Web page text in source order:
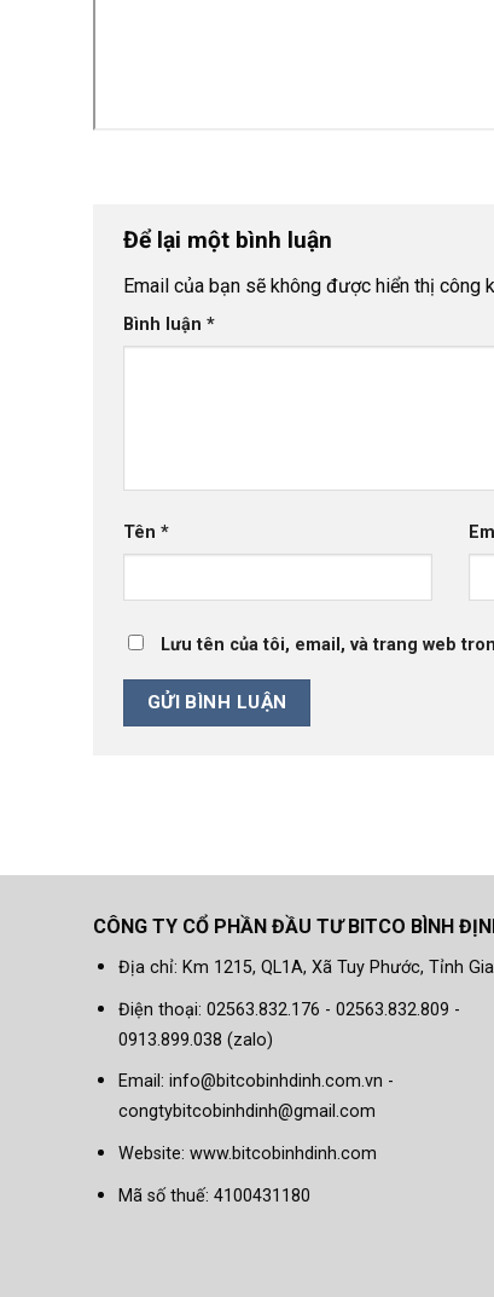
Để lại một bình luận
Email của bạn sẽ không được hiển thị công
Bình luận *
Tên *
Lưu tên của tôi, email, và trang web
CÔNG TY CỔ PHẦN ĐẦU TƯ BITCO BÌNH
Địa chỉ: Km 1215, QL1A, Xã Tuy Phước, Tỉnh
Điện thoại: 02563.832.176 - 02563.832.809 -
0913.899.038 (zalo)
Email: info@bitcobinhdinh.com.vn -
congtybitcobinhdinh@gmail.com
Website: www.bitcobinhdinh.com
Mã số thuế: 4100431180